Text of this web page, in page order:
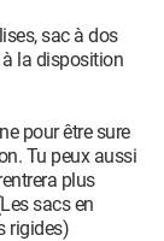
sac à dos
la disposition
pour être sure
Tu peux aussi
plus
sacs en
rigides)